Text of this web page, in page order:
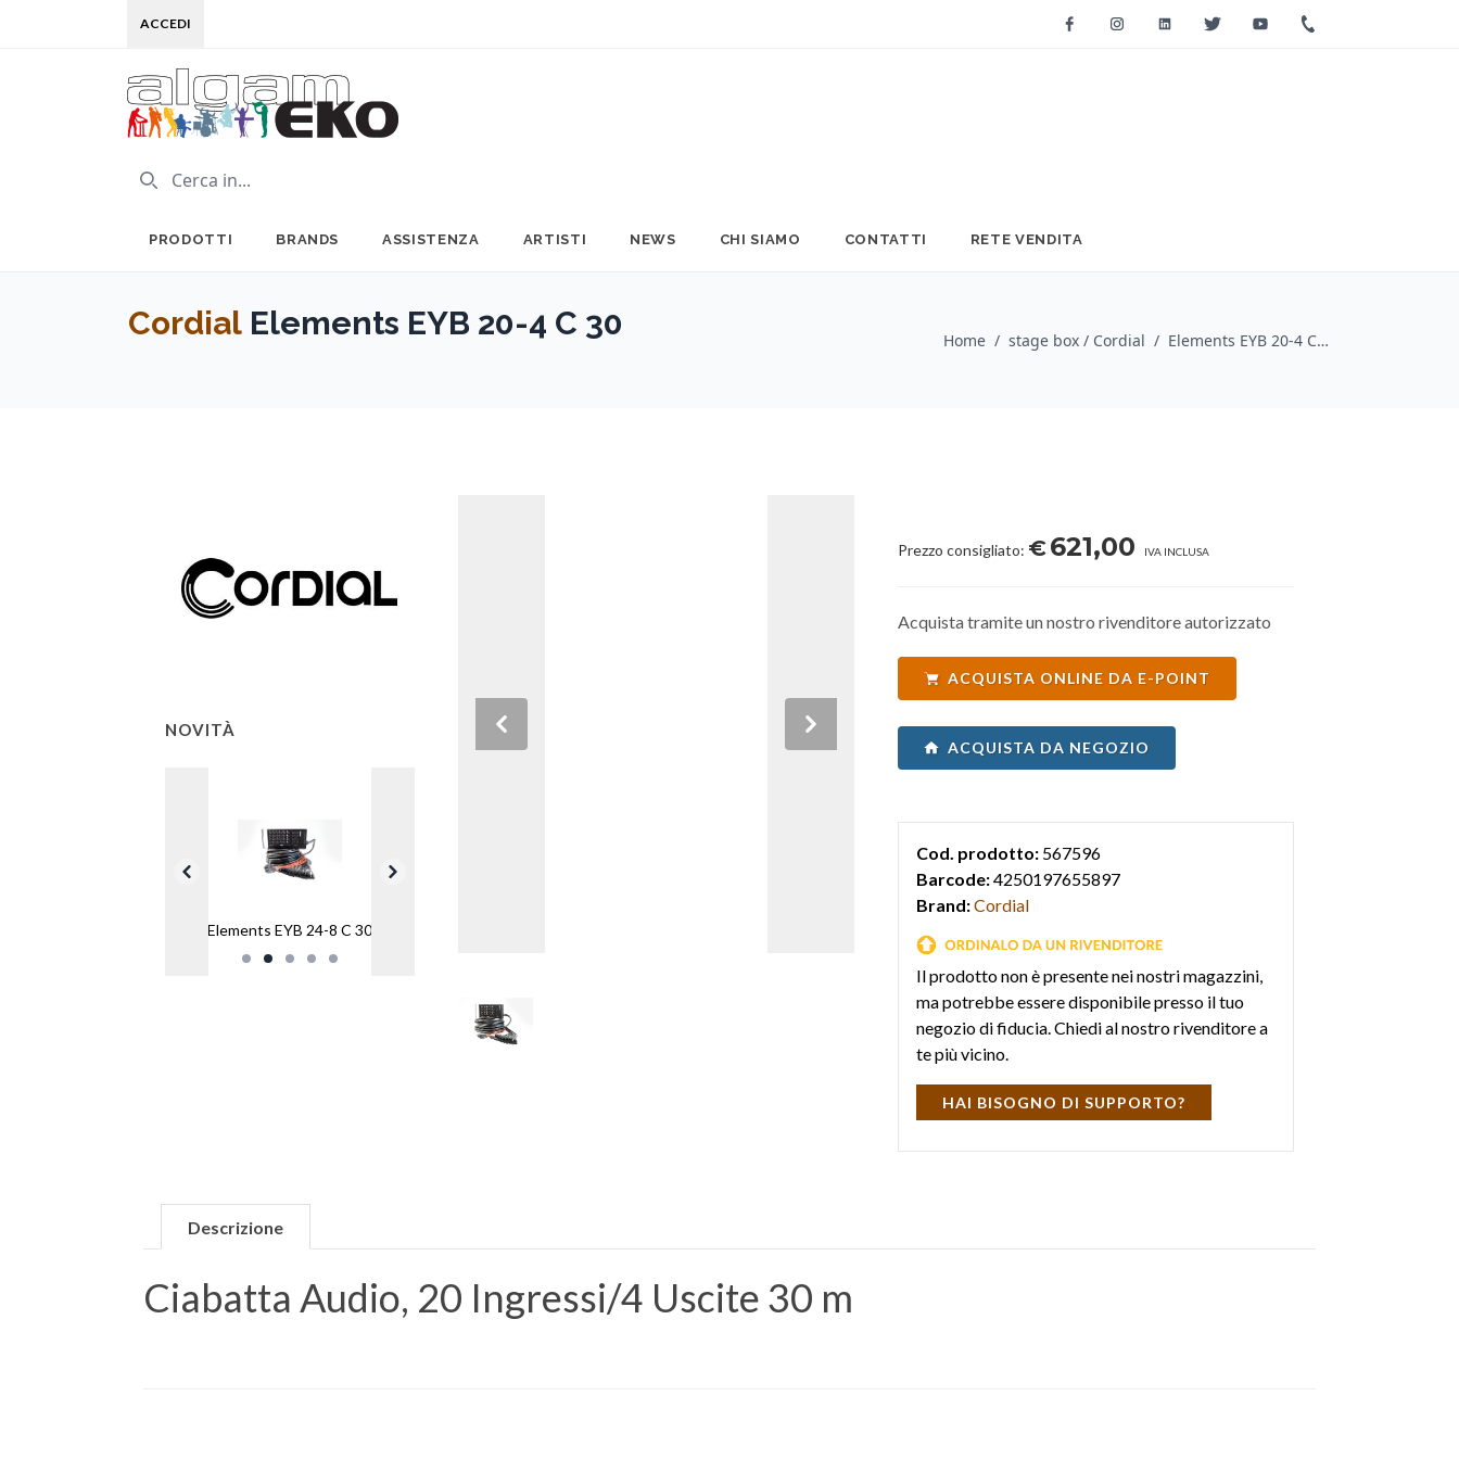
ACCEDI FacebookInstagramLinkedinTwitter Youtube
PRODOTTI BRANDS ASSISTENZA ARTISTI NEWS CHI SIAMO CONTATTI RETE VENDITA
Cordial Elements EYB 20-4 C 30 Home / stage box / Cordial / Elements EYB 20-4 C 30
NOVITÀ
Elements EYB 24-8 C 30
Previous Next
Prezzo consigliato: €621,00 IVA INCLUSA
Acquista tramite un nostro rivenditore autorizzato
ACQUISTA ONLINE DA E-POINT
ACQUISTA DA NEGOZIO
Cod. prodotto: 567596
Barcode:4250197655897
Brand:Cordial
Il prodotto non è presente nei nostri magazzini,
ma potrebbe essere disponibile presso il tuo
negozio di fiducia. Chiedi al nostro rivenditore a
te più vicino.
HAI BISOGNO DI SUPPORTO?
Descrizione
Ciabatta Audio, 20 Ingressi/4 Uscite 30 m